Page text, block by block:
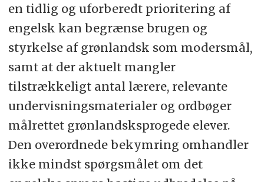
en tidlig og uforberedt prioritering af
engelsk kan begrænse brugen og
styrkelse af grønlandsk som modersmål,
samt at der aktuelt mangler
tilstrækkeligt antal lærere, relevante
undervisningsmaterialer og ordbøger
målrettet grønlandsksprogede elever.
Den overordnede bekymring omhandler
ikke mindst spørgsmålet om det